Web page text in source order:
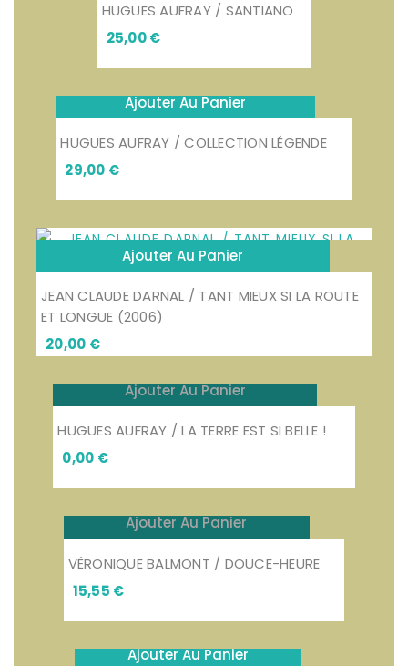
HUGUES AUFRAY / SANTIANO
25,00 €Prix
Ajouter Au Panier
HUGUES AUFRAY / COLLECTION LÉGENDE
29,00 €Prix
Ajouter Au Panier
JEAN CLAUDE DARNAL / TANT MIEUX SI LA ROUTE
ET LONGUE (2006)
20,00 €Prix
Ajouter Au Panier
HUGUES AUFRAY / LA TERRE EST SI BELLE !
0,00 €Prix
Ajouter Au Panier
VÉRONIQUE BALMONT / DOUCE-HEURE
15,55 €Prix
Ajouter Au Panier